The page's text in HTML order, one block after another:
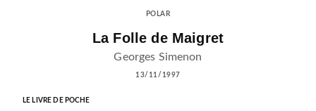
POLAR
La Folle de Maigret
Georges Simenon
13/11/1997
LE LIVRE DE POCHE